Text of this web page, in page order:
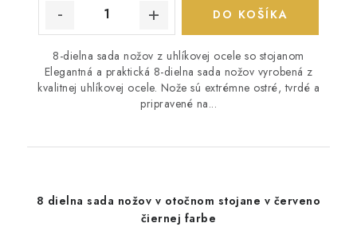
DO KOŠÍKA
8-dielna sada nožov z uhlíkovej ocele so stojanom
Elegantná a praktická 8-dielna sada nožov vyrobená z
kvalitnej uhlíkovej ocele. Nože sú extrémne ostré, tvrdé a
pripravené na...
8 dielna sada nožov v otočnom stojane v červeno
čiernej farbe